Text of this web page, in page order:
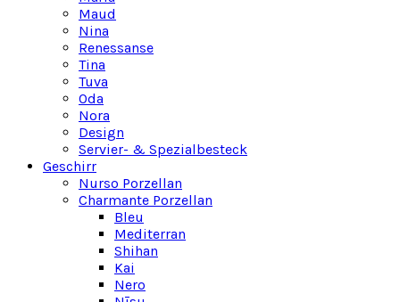
Maud
Nina
Renessanse
Tina
Tuva
Oda
Nora
Design
Servier- & Spezialbesteck
Geschirr
Nurso Porzellan
Charmante Porzellan
Bleu
Mediterran
Shihan
Kai
Nero